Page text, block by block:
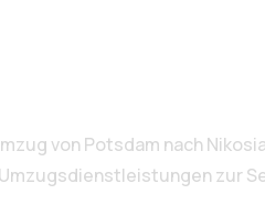
von Potsdam nach
zur